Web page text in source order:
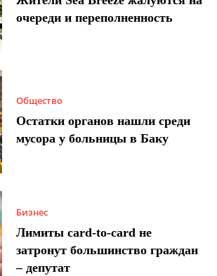
очереди и переполненность
Общество
Остатки органов нашли среди
мусора у больницы в Баку
Бизнес
Лимиты card-to-card не
затронут большинство граждан
– депутат